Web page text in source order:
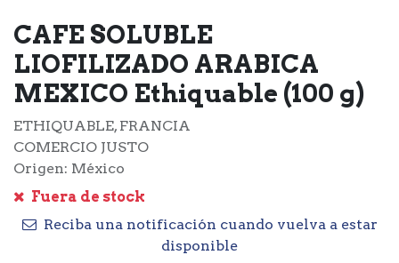
CAFE SOLUBLE
LIOFILIZADO ARABICA
MEXICO Ethiquable (100 g)
ETHIQUABLE, FRANCIA
COMERCIO JUSTO
Origen: México
Fuera de stock
Reciba una notificación cuando vuelva a estar
disponible